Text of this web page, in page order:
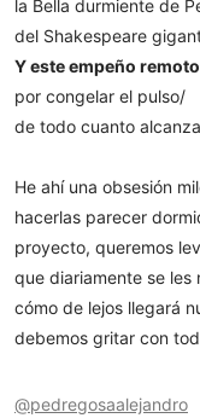
la Bella durmiente de
del Shakespeare
Y este empeño remoto
por congelar el pulso/
de todo cuanto
He ahí una obsesión
hacerlas parecer
proyecto, queremos
que diariamente se les
cómo de lejos llegará
debemos gritar con
@pedregosaalejandro